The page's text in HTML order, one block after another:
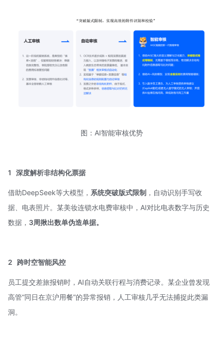
图：AI智能审核优势
1 深度解析非结构化票据
借助DeepSeek等大模型， 系统突破版式限制 ，自动识别手写收
据、电表照片。某美妆连锁水电费审核中，AI对比电表数字与历史
数据， 3周揪出数单伪造单据。
2 跨时空智能风控
员工提交差旅报销时，AI自动关联行程与消费记录。某企业曾发现
高管“同日在京沪用餐”的异常报销，人工审核几乎无法捕捉此类漏
洞。